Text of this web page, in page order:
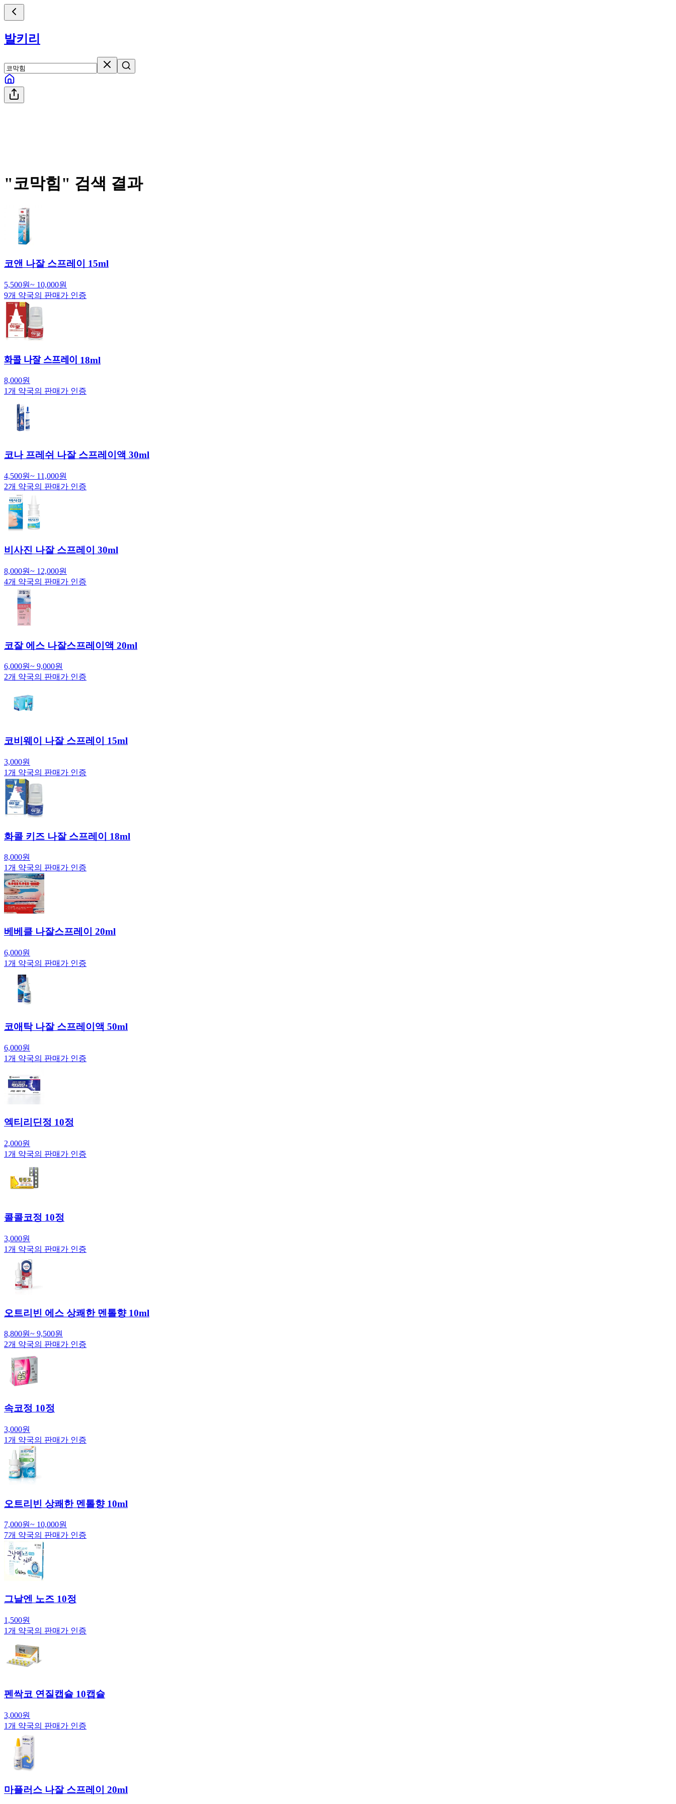
발키리
"코막힘" 검색 결과
코앤 나잘 스프레이 15ml
5,500원~ 10,000원
9개 약국의 판매가 인증
화콜 나잘 스프레이 18ml
8,000원
1개 약국의 판매가 인증
코나 프레쉬 나잘 스프레이액 30ml
4,500원~ 11,000원
2개 약국의 판매가 인증
비사진 나잘 스프레이 30ml
8,000원~ 12,000원
4개 약국의 판매가 인증
코잘 에스 나잘스프레이액 20ml
6,000원~ 9,000원
2개 약국의 판매가 인증
코비웨이 나잘 스프레이 15ml
3,000원
1개 약국의 판매가 인증
화콜 키즈 나잘 스프레이 18ml
8,000원
1개 약국의 판매가 인증
베베클 나잘스프레이 20ml
6,000원
1개 약국의 판매가 인증
코애탁 나잘 스프레이액 50ml
6,000원
1개 약국의 판매가 인증
엑티리딘정 10정
2,000원
1개 약국의 판매가 인증
콜콜코정 10정
3,000원
1개 약국의 판매가 인증
오트리빈 에스 상쾌한 멘톨향 10ml
8,800원~ 9,500원
2개 약국의 판매가 인증
속코정 10정
3,000원
1개 약국의 판매가 인증
오트리빈 상쾌한 멘톨향 10ml
7,000원~ 10,000원
7개 약국의 판매가 인증
그날엔 노즈 10정
1,500원
1개 약국의 판매가 인증
펜싹코 연질캡슐 10캡슐
3,000원
1개 약국의 판매가 인증
마플러스 나잘 스프레이 20ml